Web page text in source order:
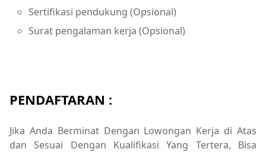
Sertifikasi pendukung (Opsional)
Surat pengalaman kerja (Opsional)
PENDAFTARAN :
Jika Anda Berminat Dengan Lowongan Kerja di Atas
dan Sesuai Dengan Kualifikasi Yang Tertera, Bisa